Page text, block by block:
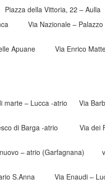
della Vittoria, 22 – Aulla
Via Nazionale – Palazzo
Apuane Via Enrico
marte – Lucca -atrio Via
di Barga -atrio Via dei
– atrio (Garfagnana)
S.Anna Via Enaudi –